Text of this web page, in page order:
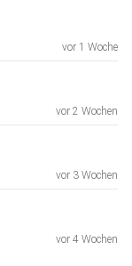
vor 1 Woche
vor 2 Wochen
vor 3 Wochen
vor 4 Wochen